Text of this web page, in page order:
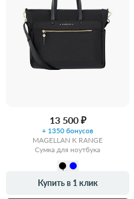
13 500 ₽
+ 1350 бонусов
MAGELLAN K RANGE
Сумка для ноутбука
Купить в 1 клик